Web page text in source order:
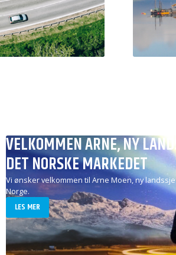
VELKOMMEN ARNE, NY
DET NORSKE MARKEDET
Vi ønsker velkommen til Arne Moen, ny
Norge.
LES MER